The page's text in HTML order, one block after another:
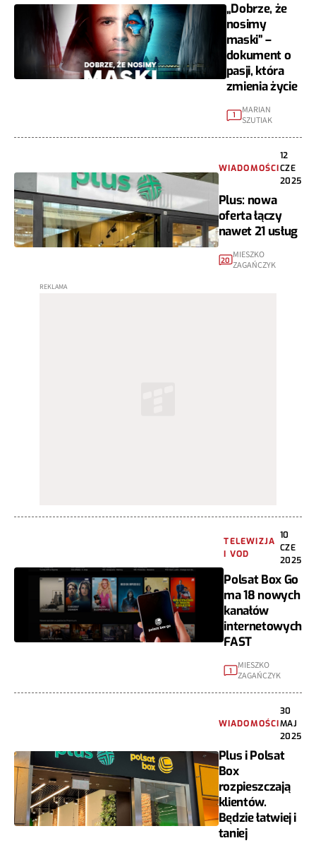
„Dobrze, że
nosimy
maski” –
dokument o
pasji, która
zmienia życie
1
MARIAN
SZUTIAK
WIADOMOŚCI
12
CZE
2025
Plus: nowa
oferta łączy
nawet 21 usług
20 MIESZKO
ZAGAŃCZYK
TELEWIZJA
I VOD
10
CZE
2025
Polsat Box Go
ma 18 nowych
kanałów
internetowych
FAST
1
MIESZKO
ZAGAŃCZYK
WIADOMOŚCI
30
MAJ
2025
Plus i Polsat
Box
rozpieszczają
klientów.
Będzie łatwiej i
taniej